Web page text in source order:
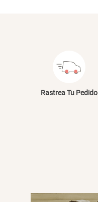
Rastrea Tu Pedido